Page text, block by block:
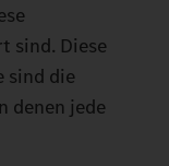
sind. Diese
sind die
denen jede